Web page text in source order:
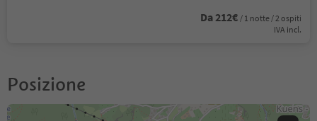
Da 212€ / 1 notte / 2 ospiti
IVA incl.
Posizione